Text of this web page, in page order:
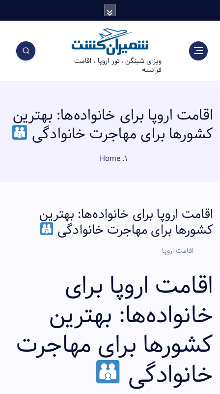
ویزای شینگن ، تور اروپا ، اقامت
فرانسه
اقامت اروپا برای خانواده‌ها: بهترین
کشورها برای مهاجرت خانوادگی
Home
اقامت اروپا برای خانواده‌ها: بهترین
کشورها برای مهاجرت خانوادگی
اقامت اروپا
اقامت اروپا برای
خانواده‌ها: بهترین
کشورها برای مهاجرت
خانوادگی